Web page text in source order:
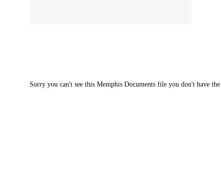
Sorry you can't see this Memphis Documents file you don't have